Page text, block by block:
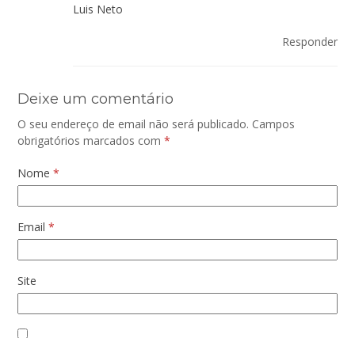
Luis Neto
Responder
Deixe um comentário
O seu endereço de email não será publicado. Campos
obrigatórios marcados com*
Nome*
Email*
Site